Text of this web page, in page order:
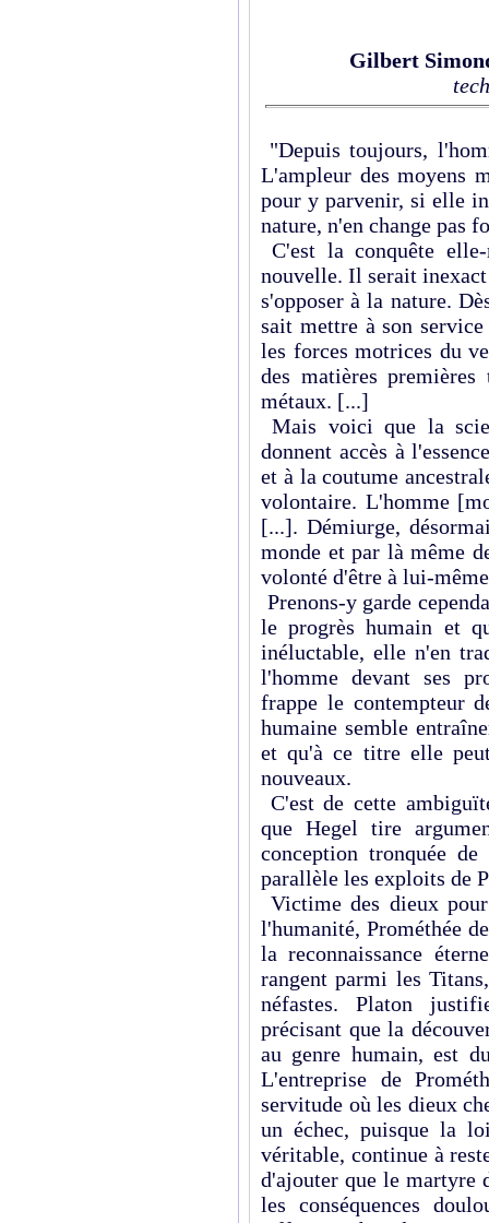
Gilbert
"Depuis toujours,
L'ampleur des moyens
pour y parvenir, si elle
nature, n'en change pas
C'est la conquête
nouvelle. Il serait
s'opposer à la nature.
sait mettre à son
les forces motrices du
des matières
métaux. [...]
Mais voici que la
donnent accès à
et à la coutume
volontaire. L'homme
[...]. Démiurge,
monde et par là même
volonté d'être à lui-
Prenons-y garde
le progrès humain et
inéluctable, elle n'en
l'homme devant ses
frappe le contempteur
humaine semble
et qu'à ce titre elle
nouveaux.
C'est de cette
que Hegel tire
conception tronquée
parallèle les exploits de
Victime des dieux
l'humanité, Prométhée
la reconnaissance
rangent parmi les
néfastes. Platon
précisant que la
au genre humain, est
L'entreprise de
servitude où les dieux
un échec, puisque la
véritable, continue à
d'ajouter que le martyre
les conséquences